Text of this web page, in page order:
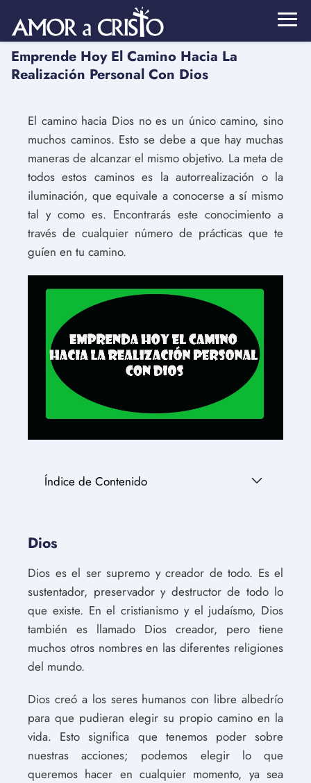
Emprende Hoy El Camino Hacia La
Realización Personal Con Dios
El camino hacia Dios no es un único camino, sino
muchos caminos. Esto se debe a que hay muchas
maneras de alcanzar el mismo objetivo. La meta de
todos estos caminos es la autorrealización o la
iluminación, que equivale a conocerse a sí mismo
tal y como es. Encontrarás este conocimiento a
través de cualquier número de prácticas que te
guíen en tu camino.
Índice de Contenido
Dios
Dios es el ser supremo y creador de todo. Es el
sustentador, preservador y destructor de todo lo
que existe. En el cristianismo y el judaísmo, Dios
también es llamado Dios creador, pero tiene
muchos otros nombres en las diferentes religiones
del mundo.
Dios creó a los seres humanos con libre albedrío
para que pudieran elegir su propio camino en la
vida. Esto significa que tenemos poder sobre
nuestras acciones; podemos elegir lo que
queremos hacer en cualquier momento, ya sea